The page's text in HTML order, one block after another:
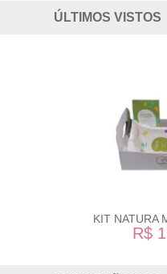
ÚLTIMOS VISTOS
KIT NATURA
R$